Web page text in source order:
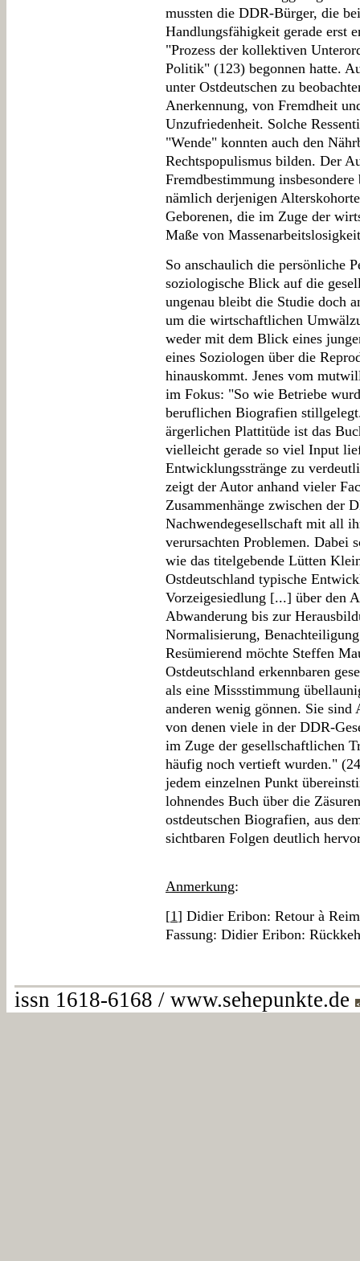
mussten die DDR-Bürger, die
Handlungsfähigkeit gerade erst
"Prozess der kollektiven
Politik" (123) begonnen hatte.
unter Ostdeutschen zu
Anerkennung, von Fremdheit
Unzufriedenheit. Solche
"Wende" konnten auch den
Rechtspopulismus bilden. Der
Fremdbestimmung
nämlich derjenigen
Geborenen, die im Zuge der
Maße von
So anschaulich die persönliche
soziologische Blick auf die
ungenau bleibt die Studie doch
um die wirtschaftlichen
weder mit dem Blick eines
eines Soziologen über die
hinauskommt. Jenes vom
im Fokus: "So wie Betriebe
beruflichen Biografien
ärgerlichen Plattitüde ist das
vielleicht gerade so viel Input
Entwicklungsstränge zu
zeigt der Autor anhand vieler
Zusammenhänge zwischen der
Nachwendegesellschaft mit all
verursachten Problemen. Dabei
wie das titelgebende Lütten
Ostdeutschland typische
Vorzeigesiedlung [...] über den
Abwanderung bis zur
Normalisierung,
Resümierend möchte Steffen
Ostdeutschland erkennbaren
als eine Missstimmung
anderen wenig gönnen. Sie
von denen viele in der DDR-
im Zuge der gesellschaftlichen
häufig noch vertieft wurden."
jedem einzelnen Punkt
lohnendes Buch über die
ostdeutschen Biografien, aus
sichtbaren Folgen deutlich
Anmerkung:
[1] Didier Eribon: Retour à
Fassung: Didier Eribon:
issn 1618-6168 / www.sehepunkte.de